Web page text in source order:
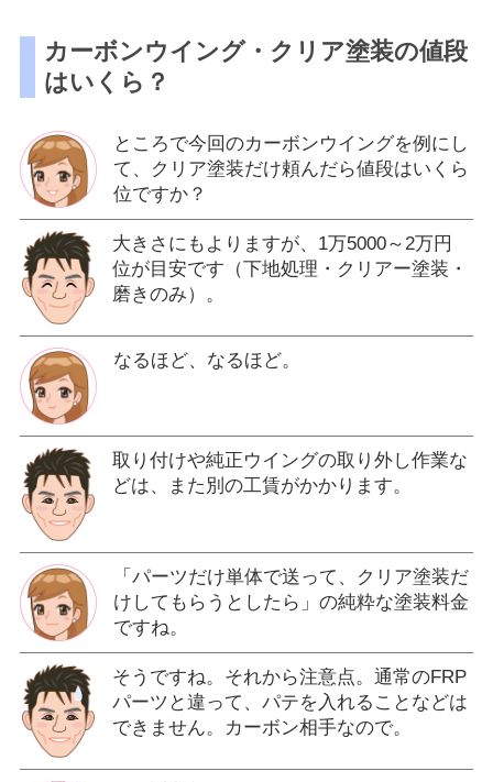
カーボンウイング・クリア塗装の値段
はいくら？
ところで今回のカーボンウイングを例にし
て、クリア塗装だけ頼んだら値段はいくら
位ですか？
大きさにもよりますが、1万5000～2万円
位が目安です（下地処理・クリアー塗装・
磨きのみ）。
なるほど、なるほど。
取り付けや純正ウイングの取り外し作業な
どは、また別の工賃がかかります。
「パーツだけ単体で送って、クリア塗装だ
けしてもらうとしたら」の純粋な塗装料金
ですね。
そうですね。それから注意点。通常のFRP
パーツと違って、パテを入れることなどは
できません。カーボン相手なので。